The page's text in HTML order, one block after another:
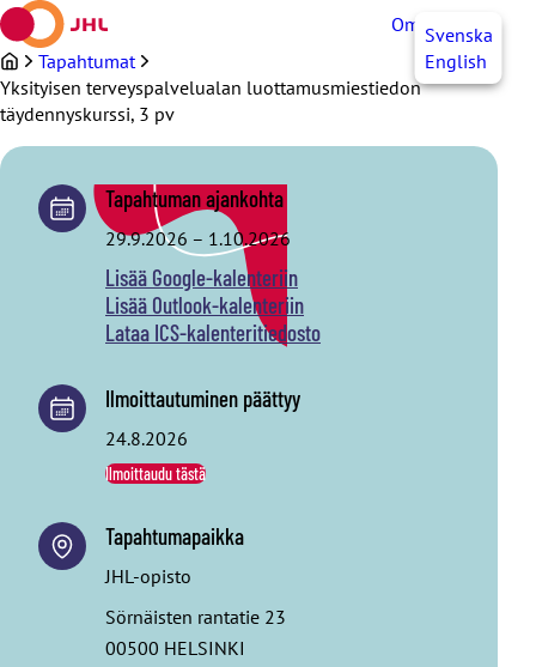
Siirry
sisältöön
OmaJHLSvenska
English
Tapahtumat
Yksityisen terveyspalvelualan luottamusmiestiedon
täydennyskurssi, 3 pv
Tapahtuman ajankohta
29.9.2026 – 1.10.2026
Lisää Google-kalenteriin
Lisää Outlook-kalenteriin
Lataa ICS-kalenteritiedosto
Ilmoittautuminen päättyy
24.8.2026
Ilmoittaudu tästä
Tapahtumapaikka
JHL-opisto
Sörnäisten rantatie 23
00500 HELSINKI